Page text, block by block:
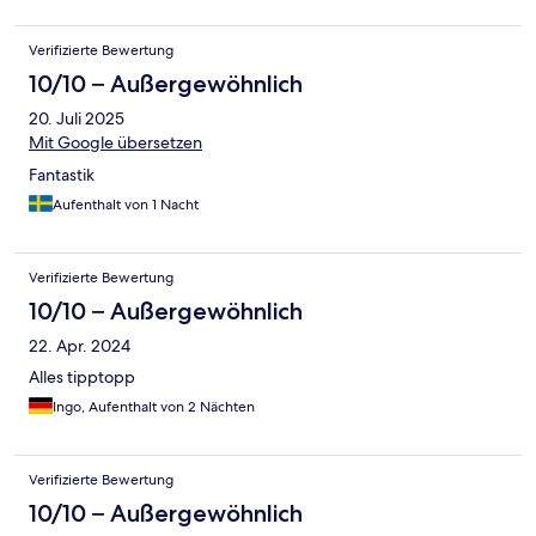
Verifizierte Bewertung
10/10 – Außergewöhnlich
20. Juli 2025
Mit Google übersetzen
Fantastik
Aufenthalt von 1 Nacht
Verifizierte Bewertung
10/10 – Außergewöhnlich
22. Apr. 2024
Alles tipptopp
Ingo, Aufenthalt von 2 Nächten
Verifizierte Bewertung
10/10 – Außergewöhnlich